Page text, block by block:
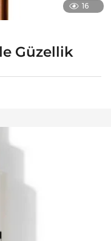
16
Güzellik